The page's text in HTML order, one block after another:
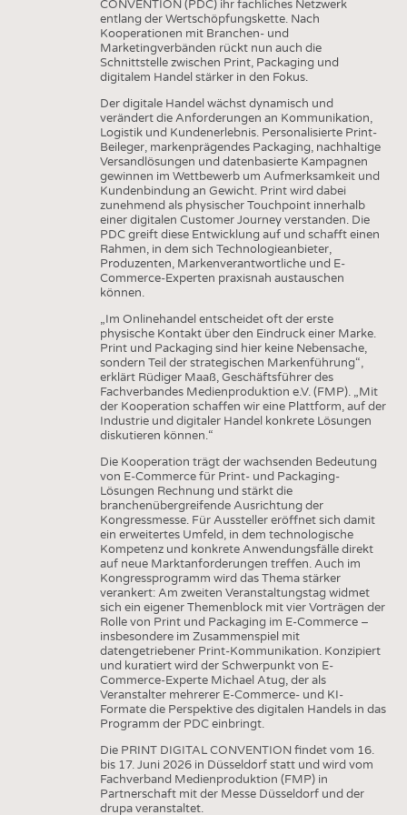
GESTRICKE & GEWIRKE
TEXTILMASCHINENBAU
NACHHALTIGKEIT
KREISLAUFWIRTSCHAFT
TECHNISCHE TEXTILIEN
SMART TEXTILES
HAUS- UND HEIMTEXTILIEN
PRAKTIKA & AUSBILDUNGEN
AUSSCHREIBUNGEN
DTV AUSSCHREIBUNGSDIENST
FAKTEN
STATISTICS
DAUNENCHECK
ADRESSEN & LINKS
TERMINE
BRANCHENTERMINE
CONVENTION (PDC) ihr fachliches Netzwerk
entlang der Wertschöpfungskette. Nach
Kooperationen mit Branchen- und
Marketingverbänden rückt nun auch die
Schnittstelle zwischen Print, Packaging und
digitalem Handel stärker in den Fokus.
Der digitale Handel wächst dynamisch und
verändert die Anforderungen an Kommunikation,
Logistik und Kundenerlebnis. Personalisierte Print-
Beileger, markenprägendes Packaging, nachhaltige
Versandlösungen und datenbasierte Kampagnen
gewinnen im Wettbewerb um Aufmerksamkeit und
Kundenbindung an Gewicht. Print wird dabei
zunehmend als physischer Touchpoint innerhalb
einer digitalen Customer Journey verstanden. Die
PDC greift diese Entwicklung auf und schafft einen
Rahmen, in dem sich Technologieanbieter,
Produzenten, Markenverantwortliche und E-
Commerce-Experten praxisnah austauschen
können.
„Im Onlinehandel entscheidet oft der erste
physische Kontakt über den Eindruck einer Marke.
Print und Packaging sind hier keine Nebensache,
sondern Teil der strategischen Markenführung“,
erklärt Rüdiger Maaß, Geschäftsführer des
Fachverbandes Medienproduktion e.V. (FMP). „Mit
der Kooperation schaffen wir eine Plattform, auf der
Industrie und digitaler Handel konkrete Lösungen
diskutieren können.“
Die Kooperation trägt der wachsenden Bedeutung
von E-Commerce für Print- und Packaging-
Lösungen Rechnung und stärkt die
branchenübergreifende Ausrichtung der
Kongressmesse. Für Aussteller eröffnet sich damit
ein erweitertes Umfeld, in dem technologische
Kompetenz und konkrete Anwendungsfälle direkt
auf neue Marktanforderungen treffen. Auch im
Kongressprogramm wird das Thema stärker
verankert: Am zweiten Veranstaltungstag widmet
sich ein eigener Themenblock mit vier Vorträgen der
Rolle von Print und Packaging im E-Commerce –
insbesondere im Zusammenspiel mit
datengetriebener Print-Kommunikation. Konzipiert
und kuratiert wird der Schwerpunkt von E-
Commerce-Experte Michael Atug, der als
Veranstalter mehrerer E-Commerce- und KI-
Formate die Perspektive des digitalen Handels in das
Programm der PDC einbringt.
Die PRINT DIGITAL CONVENTION findet vom 16.
bis 17. Juni 2026 in Düsseldorf statt und wird vom
Fachverband Medienproduktion (FMP) in
Partnerschaft mit der Messe Düsseldorf und der
drupa veranstaltet.